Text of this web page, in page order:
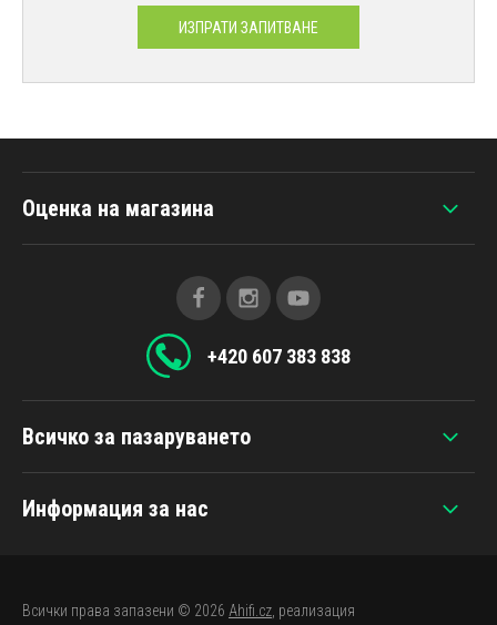
ИЗПРАТИ ЗАПИТВАНЕ
Всичко за пазаруването
Информация за нас
Оценка на магазина
+420 607 383 838
Всички права запазени © 2026 Ahifi.cz , реализация